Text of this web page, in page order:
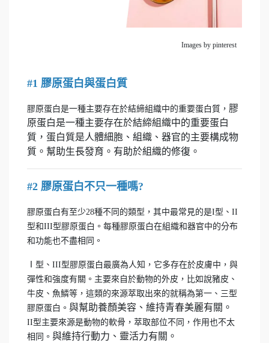
Images by pinterest
#1 膠原蛋白與蛋白質
膠原蛋白是一種主要存在於結締組織中的重要蛋白質， 膠
原蛋白是一種主要存在於結締組織中的重要蛋白
質，蛋白質是人體細胞、組織、器官的主要構成物
質。幫助生長發育。有助於組織的修復。
#2 膠原蛋白不只一種嗎?
膠原蛋白有至少28種不同的類型，其中最常見的是I型、II
型和III型膠原蛋白。每種膠原蛋白在組織和器官中的分布
和功能也不盡相同。
Ⅰ型、III型膠原蛋白最廣為人知，它多存在於皮膚中，與
彈性和強度有關。主要來自於動物的外皮，比如說豬皮、
牛皮、魚鱗等，這類的來源萃取出來的就稱為第一、三型
膠原蛋白。 與幫助養顏美容、維持青春美麗有關。
II型主要來源是動物的軟骨，萃取部位不同，作用也不太
相同。 與維持行動力、靈活力有關。